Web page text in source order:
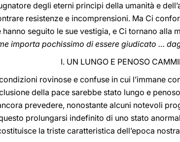
degli eterni princìpi della umanità e
resistenze e incomprensioni. Ma Ci
seguito le sue vestigia, e Ci tornano alla
importa pochissimo di essere giudicato …
I. UN LUNGO E PENOSO
rovinose e confuse in cui l’immane
della pace sarebbe stato lungo e
prevedere, nonostante alcuni notevoli
prolungarsi indefinito di uno stato
la triste caratteristica dell’epoca